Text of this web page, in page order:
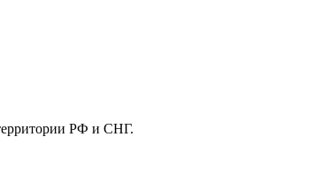
РФ и СНГ.